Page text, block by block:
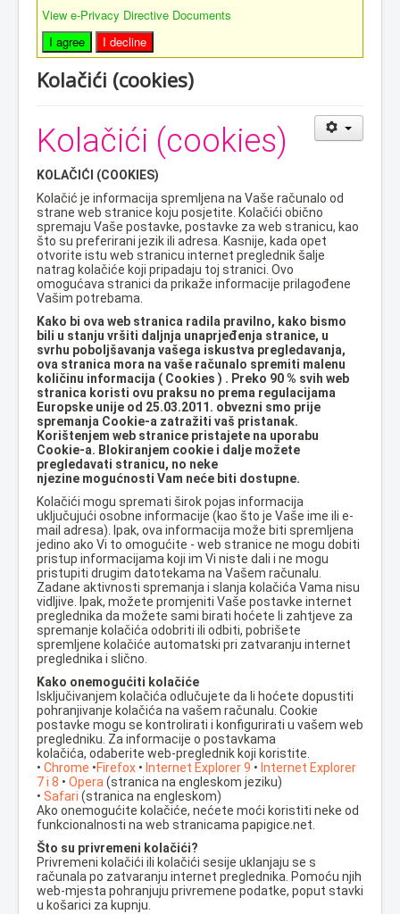
View e-Privacy Directive Documents
I agree
I decline
Kolačići (cookies)
Kolačići (cookies)
KOLAČIĆI (COOKIES)
Kolačić je informacija spremljena na Vaše računalo od
strane web stranice koju posjetite. Kolačići obično
spremaju Vaše postavke, postavke za web stranicu, kao
što su preferirani jezik ili adresa. Kasnije, kada opet
otvorite istu web stranicu internet preglednik šalje
natrag kolačiće koji pripadaju toj stranici. Ovo
omogućava stranici da prikaže informacije prilagođene
Vašim potrebama.
Kako bi ova web stranica radila pravilno, kako bismo
bili u stanju vršiti daljnja unaprjeđenja stranice, u
svrhu poboljšavanja vašega iskustva pregledavanja,
ova stranica mora na vaše računalo spremiti malenu
količinu informacija ( Cookies ) . Preko 90 % svih web
stranica koristi ovu praksu no prema regulacijama
Europske unije od 25.03.2011. obvezni smo prije
spremanja Cookie-a zatražiti vaš pristanak.
Korištenjem web stranice pristajete na uporabu
Cookie-a. Blokiranjem cookie i dalje možete
pregledavati stranicu, no neke
njezine mogućnosti Vam neće biti dostupne.
Kolačići mogu spremati širok pojas informacija
uključujući osobne informacije (kao što je Vaše ime ili e-
mail adresa). Ipak, ova informacija može biti spremljena
jedino ako Vi to omogućite - web stranice ne mogu dobiti
pristup informacijama koji im Vi niste dali i ne mogu
pristupiti drugim datotekama na Vašem računalu.
Zadane aktivnosti spremanja i slanja kolačića Vama nisu
vidljive. Ipak, možete promjeniti Vaše postavke internet
preglednika da možete sami birati hoćete li zahtjeve za
spremanje kolačića odobriti ili odbiti, pobrišete
spremljene kolačiće automatski pri zatvaranju internet
preglednika i slično.
Kako onemogućiti kolačiće
Isključivanjem kolačića odlučujete da li hoćete dopustiti
pohranjivanje kolačića na vašem računalu. Cookie
postavke mogu se kontrolirati i konfigurirati u vašem web
pregledniku. Za informacije o postavkama
kolačića, odaberite web-preglednik koji koristite.
• Chrome •Firefox • Internet Explorer 9 • Internet Explorer
7 i 8 • Opera (stranica na engleskom jeziku)
• Safari (stranica na engleskom)
Ako onemogućite kolačiće, nećete moći koristiti neke od
funkcionalnosti na web stranicama papigice.net.
Što su privremeni kolačići?
Privremeni kolačići ili kolačići sesije uklanjaju se s
računala po zatvaranju internet preglednika. Pomoću njih
web-mjesta pohranjuju privremene podatke, poput stavki
u košarici za kupnju.